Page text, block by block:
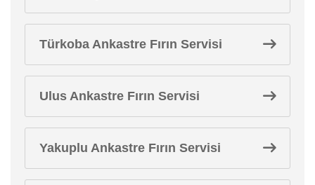
Türkoba Ankastre Fırın Servisi
Ulus Ankastre Fırın Servisi
Yakuplu Ankastre Fırın Servisi